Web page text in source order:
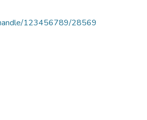
123456789/28569